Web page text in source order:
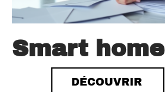
Smart home
DÉCOUVRIR